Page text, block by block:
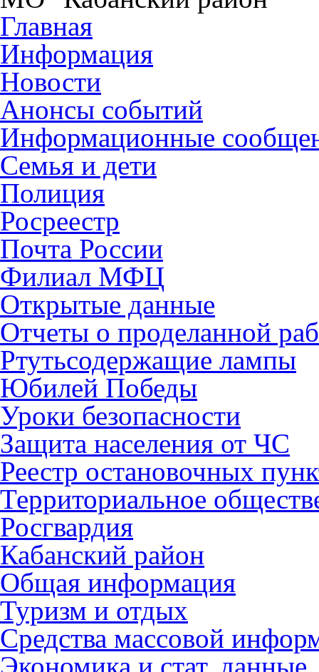
Главная
Информация
Новости
Анонсы событий
Информационные
Семья и дети
Полиция
Росреестр
Почта России
Филиал МФЦ
Открытые данные
Отчеты о проделанной
Ртутьсодержащие лампы
Юбилей Победы
Уроки безопасности
Защита населения от ЧС
Реестр остановочных
Территориальное
Росгвардия
Кабанский район
Общая информация
Туризм и отдых
Средства массовой